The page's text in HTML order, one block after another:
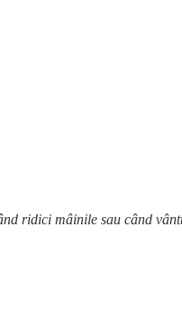
ridici mâinile sau când